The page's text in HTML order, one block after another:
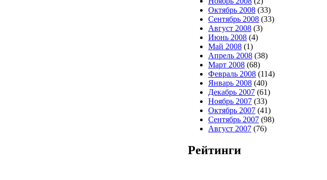
Октябрь 2008 (33)
Сентябрь 2008 (33)
Август 2008 (3)
Июнь 2008 (4)
Май 2008 (1)
Апрель 2008 (38)
Март 2008 (68)
Февраль 2008 (114)
Январь 2008 (40)
Декабрь 2007 (61)
Ноябрь 2007 (33)
Октябрь 2007 (41)
Сентябрь 2007 (98)
Август 2007 (76)
Рейтинги